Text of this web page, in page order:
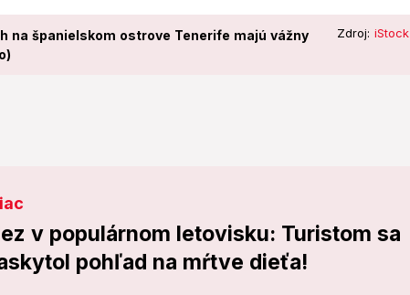
na španielskom ostrove Tenerife majú vážny
Zdroj: iStock
v populárnom letovisku: Turistom sa
pohľad na mŕtve dieťa!